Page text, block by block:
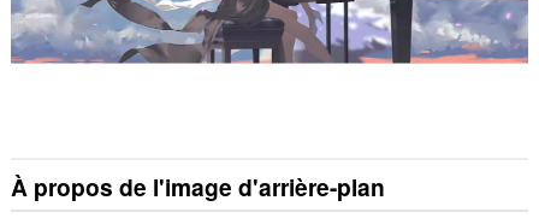
À propos de l'image d'arrière-plan